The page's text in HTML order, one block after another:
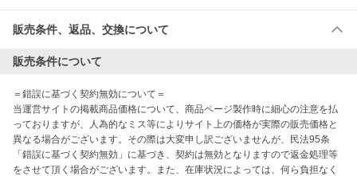
販売条件、返品、交換について
販売条件について
＝錯誤に基づく契約無効について＝
当運営サイトの掲載商品価格について、商品ページ製作時に細心の注意を払
っておりますが、人為的なミス等によりサイト上の価格が実際の販売価格と
異なる場合がございます。その際は大変申し訳ございませんが、民法95条
「錯誤に基づく契約無効」に基づき、契約は無効となりますので返金処理等
をさせて頂く場合がございます。また、在庫状況によっては、何ら負担なく